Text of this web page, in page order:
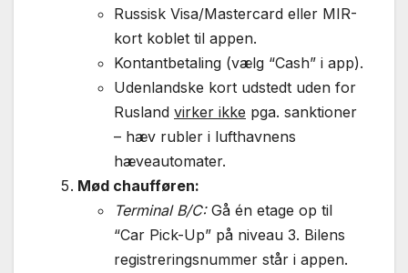
Russisk Visa/Mastercard eller MIR-
kort koblet til appen.
Kontantbetaling (vælg “Cash” i app).
Udenlandske kort udstedt uden for
Rusland virker ikke pga. sanktioner
– hæv rubler i lufthavnens
hæveautomater.
Mød chaufføren:
Terminal B/C:Gå én etage op til
“Car Pick-Up” på niveau 3. Bilens
registreringsnummer står i appen.